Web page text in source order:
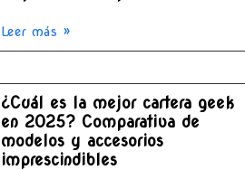
Leer más »
¿Cuál es la mejor cartera geek
en 2025? Comparativa de
modelos y accesorios
imprescindibles